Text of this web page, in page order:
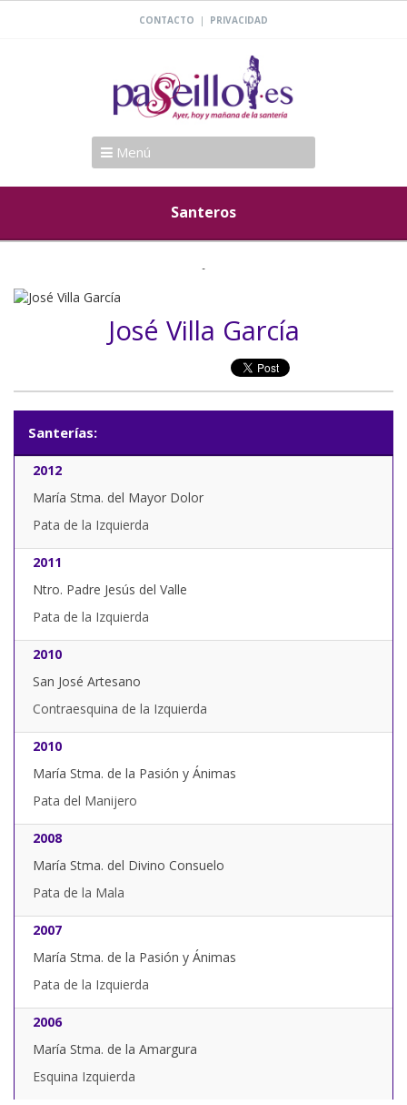
CONTACTO | PRIVACIDAD
Menú
Santeros
José Villa García
Santerías:
2012
María Stma. del Mayor Dolor
Pata de la Izquierda
2011
Ntro. Padre Jesús del Valle
Pata de la Izquierda
2010
San José Artesano
Contraesquina de la Izquierda
2010
María Stma. de la Pasión y Ánimas
Pata del Manijero
2008
María Stma. del Divino Consuelo
Pata de la Mala
2007
María Stma. de la Pasión y Ánimas
Pata de la Izquierda
2006
María Stma. de la Amargura
Esquina Izquierda